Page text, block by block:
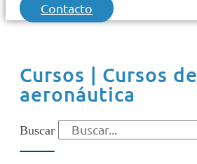
Contacto
Cursos | Cursos de
aeronáutica
Buscar